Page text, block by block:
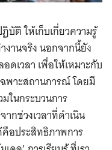
บัติ ให้เก็บเกี่ยวความรู้
านจริง นอกจากนี้ยัง
เวลา เพื่อให้เหมาะกับ
พาะสถานการณ์ โดยมี
ในกระบวนการ
ช่วงเวลาที่ดำเนิน
คือประสิทธิภาพการ